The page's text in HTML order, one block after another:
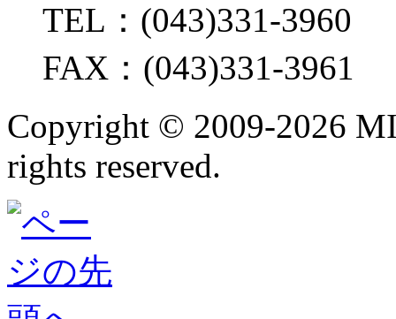
TEL：(043)331-3960
FAX：(043)331-3961
Copyright © 2009-2026
rights reserved.